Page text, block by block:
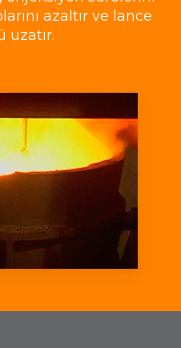
azaltır ve lance
uzatır.